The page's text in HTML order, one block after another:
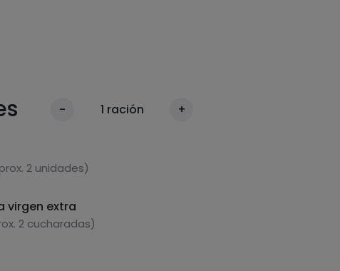
- 1 ración +
2 unidades)
virgen extra
2 cucharadas)